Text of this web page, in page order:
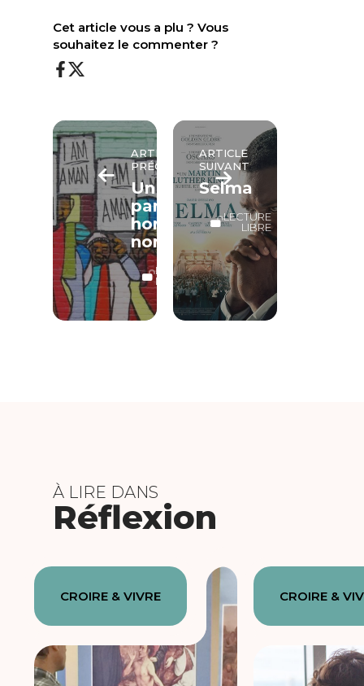
Cet article vous a plu ? Vous
souhaitez le commenter ?
ARTICLE
PRÉCÉDENT
Un
parcours
hors
norme
LECTURE
LIBRE
ARTICLE
SUIVANT
Selma
LECTURE
LIBRE
À LIRE DANS
Réflexion
CROIRE & VIVRE CROIRE &